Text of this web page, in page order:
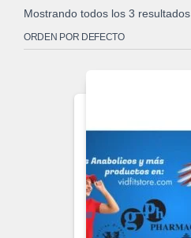
Mostrando todos los 3 resultados